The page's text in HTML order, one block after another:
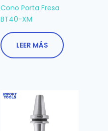
Cono Porta Fresa
BT40-XM
LEER MÁS